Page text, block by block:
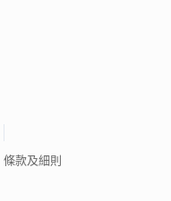
條款及細則